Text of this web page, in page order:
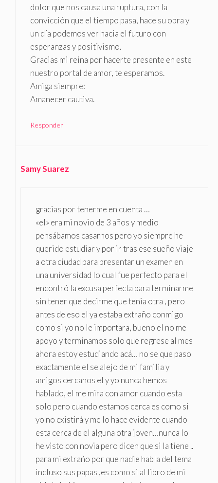
dolor que nos causa una ruptura, con la
convicción que el tiempo pasa, hace su obra y
un día podemos ver hacia el futuro con
esperanzas y positivismo.
Gracias mi reina por hacerte presente en este
nuestro portal de amor, te esperamos.
Amiga siempre:
Amanecer cautiva.
Responder
Samy Suarez
gracias por tenerme en cuenta …
«el» era mi novio de 3 años y medio
pensábamos casarnos pero yo siempre he
querido estudiar y por ir tras ese sueño viaje
a otra ciudad para presentar un examen en
una universidad lo cual fue perfecto para el
encontró la excusa perfecta para terminarme
sin tener que decirme que tenia otra , pero
antes de eso el ya estaba extraño conmigo
como si yo no le importara, bueno el no me
apoyo y terminamos solo que regrese al mes
ahora estoy estudiando acá… no se que paso
exactamente el se alejo de mi familia y
amigos cercanos el y yo nunca hemos
hablado, el me mira con amor cuando esta
solo pero cuando estamos cerca es como si
yo no existirá y me lo hace evidente cuando
esta cerca de el alguna otra joven…nunca lo
he visto con novia pero dicen que si la tiene ..
para mi extraño por que nadie habla del tema
incluso sus papas ,es como si al libro de mi